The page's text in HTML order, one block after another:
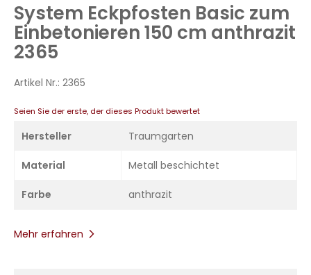
springen
System Eckpfosten Basic zum
Einbetonieren 150 cm anthrazit
2365
Artikel Nr.: 2365
Seien Sie der erste, der dieses Produkt bewertet
Hersteller Traumgarten
Material Metall beschichtet
Farbe anthrazit
Mehr erfahren